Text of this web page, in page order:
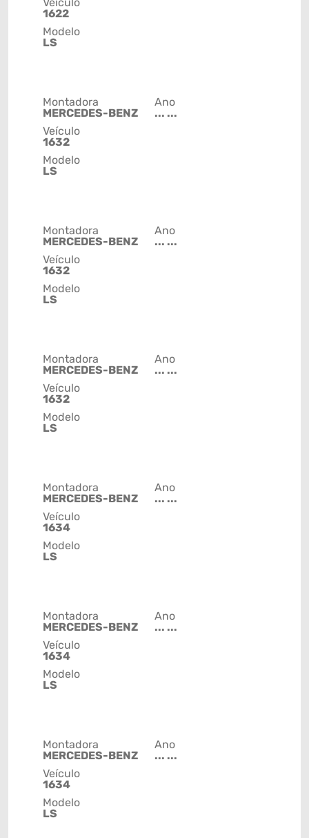
Veículo
1622
Modelo
LS
Montadora
MERCEDES-BENZ
Veículo
1632
Modelo
LS
Ano
... ...
Montadora
MERCEDES-BENZ
Veículo
1632
Modelo
LS
Ano
... ...
Montadora
MERCEDES-BENZ
Veículo
1632
Modelo
LS
Ano
... ...
Montadora
MERCEDES-BENZ
Veículo
1634
Modelo
LS
Ano
... ...
Montadora
MERCEDES-BENZ
Veículo
1634
Modelo
LS
Ano
... ...
Montadora
MERCEDES-BENZ
Veículo
1634
Modelo
LS
Ano
... ...